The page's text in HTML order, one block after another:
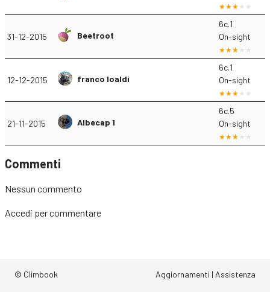
31-12-2015 Beetroot
6c.1
On-sight
12-12-2015 franco loaldi
6c.1
On-sight
21-11-2015 Albecap 1
6c.5
On-sight
Commenti
Nessun commento
Accedi per commentare
© Climbook Aggiornamenti | Assistenza